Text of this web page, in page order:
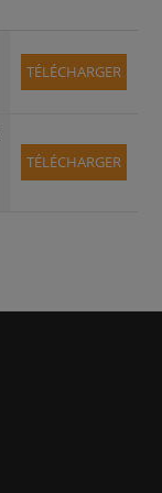
TÉLÉCHARGER
TÉLÉCHARGER